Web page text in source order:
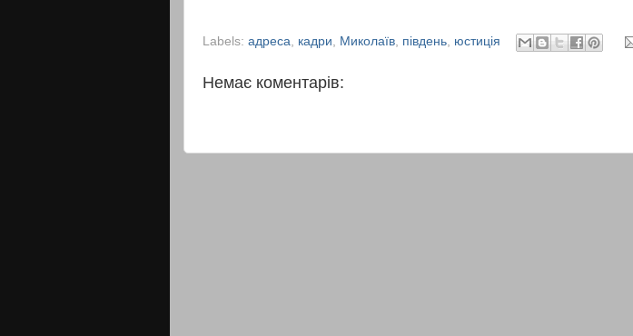
Labels: адреса кадри Миколаїв південь юстиція
Немає коментарів: